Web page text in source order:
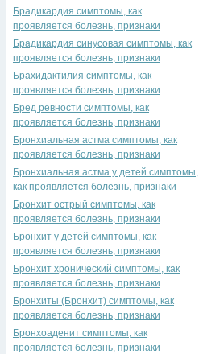
Брадикардия симптомы, как
проявляется болезнь, признаки
Брадикардия синусовая симптомы, как
проявляется болезнь, признаки
Брахидактилия симптомы, как
проявляется болезнь, признаки
Бред ревности симптомы, как
проявляется болезнь, признаки
Бронхиальная астма симптомы, как
проявляется болезнь, признаки
Бронхиальная астма у детей симптомы,
как проявляется болезнь, признаки
Бронхит острый симптомы, как
проявляется болезнь, признаки
Бронхит у детей симптомы, как
проявляется болезнь, признаки
Бронхит хронический симптомы, как
проявляется болезнь, признаки
Бронхиты (Бронхит) симптомы, как
проявляется болезнь, признаки
Бронхоаденит симптомы, как
проявляется болезнь, признаки